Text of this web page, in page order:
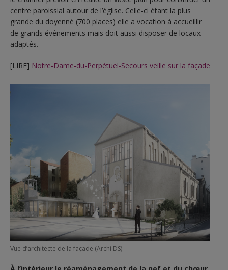
centre paroissial autour de l’église. Celle-ci étant la plus
grande du doyenné (700 places) elle a vocation à accueillir
de grands événements mais doit aussi disposer de locaux
adaptés.
[LIRE] Notre-Dame-du-Perpétuel-Secours veille sur la façade
Vue d’architecte de la façade (Archi DS)